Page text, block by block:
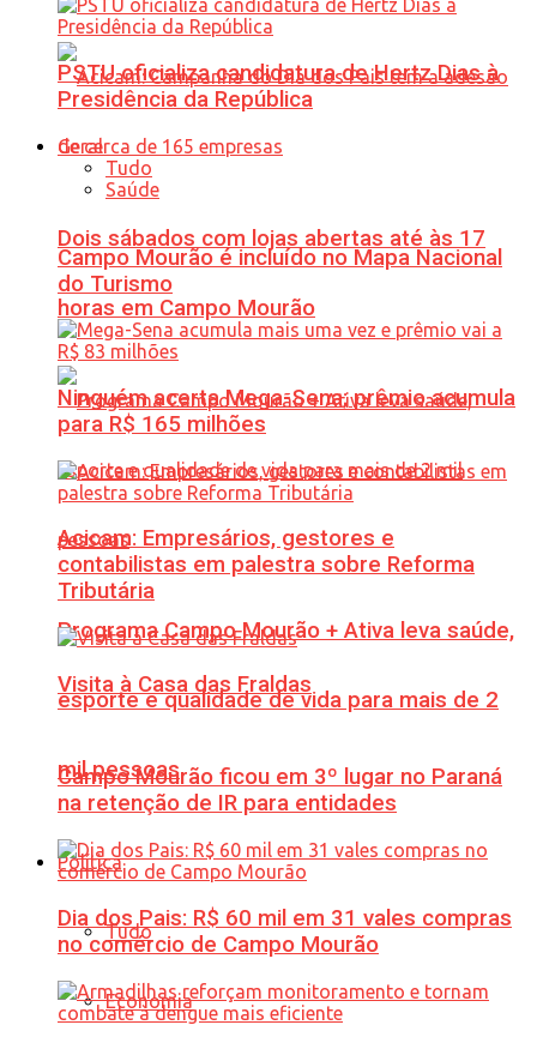
Dois sábados com lojas abertas até às 17
horas em Campo Mourão
Programa Campo Mourão + Ativa leva saúde,
esporte e qualidade de vida para mais de 2
mil pessoas
Política
Tudo
Economia
PSTU oficializa candidatura de Hertz Dias à
Presidência da República
Geral
Tudo
Saúde
Campo Mourão é incluído no Mapa Nacional
do Turismo
Ninguém acerta Mega-Sena; prêmio acumula
para R$ 165 milhões
Acicam: Empresários, gestores e
contabilistas em palestra sobre Reforma
Tributária
Visita à Casa das Fraldas
Campo Mourão ficou em 3º lugar no Paraná
na retenção de IR para entidades
Dia dos Pais: R$ 60 mil em 31 vales compras
no comércio de Campo Mourão